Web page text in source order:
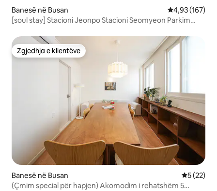
Banesë në Busan Vlerësimi
4,93 (167)
[soul stay] Stacioni Jeonpo Stacioni Seomyeon Parkim
Zgjedhja e klientëve
Zgjedhja e klientëve
Banesë në Busan Vlerësimi
5 (22)
(Çmim special për hapjen) Akomodim i rehatshëm 5